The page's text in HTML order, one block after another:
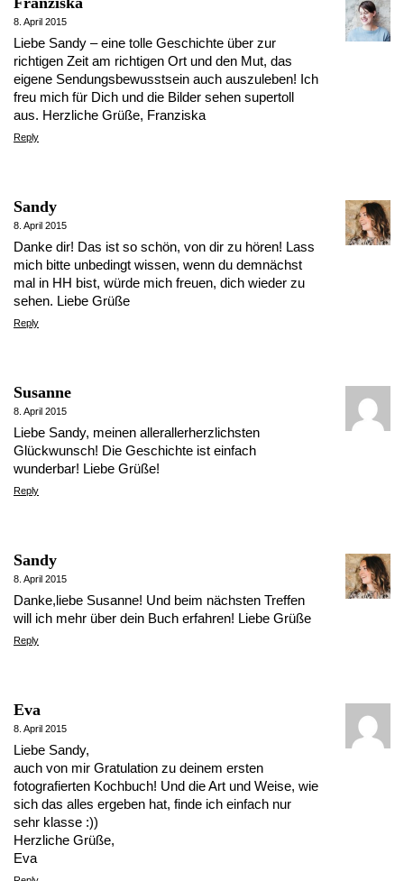
8. April 2015
Liebe Sandy – eine tolle Geschichte über zur
richtigen Zeit am richtigen Ort und den Mut, das
eigene Sendungsbewusstsein auch auszuleben! Ich
freu mich für Dich und die Bilder sehen supertoll
aus. Herzliche Grüße, Franziska
Reply
Sandy
8. April 2015
Danke dir! Das ist so schön, von dir zu hören! Lass
mich bitte unbedingt wissen, wenn du demnächst
mal in HH bist, würde mich freuen, dich wieder zu
sehen. Liebe Grüße
Reply
Susanne
8. April 2015
Liebe Sandy, meinen allerallerherzlichsten
Glückwunsch! Die Geschichte ist einfach
wunderbar! Liebe Grüße!
Reply
Sandy
8. April 2015
Danke,liebe Susanne! Und beim nächsten Treffen
will ich mehr über dein Buch erfahren! Liebe Grüße
Reply
Eva
8. April 2015
Liebe Sandy,
auch von mir Gratulation zu deinem ersten
fotografierten Kochbuch! Und die Art und Weise, wie
sich das alles ergeben hat, finde ich einfach nur
sehr klasse :))
Herzliche Grüße,
Eva